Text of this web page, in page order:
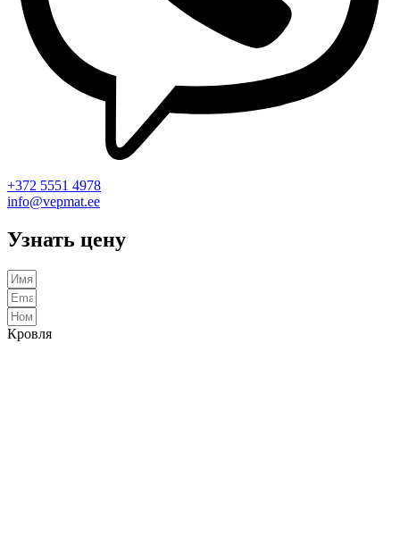
+372 5551 4978
info@vepmat.ee
Узнать цену
Кровля